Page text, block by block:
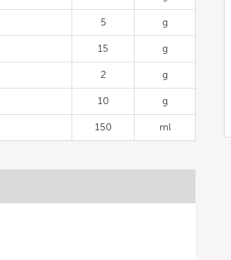
5 g
15 g
2 g
10 g
150 ml